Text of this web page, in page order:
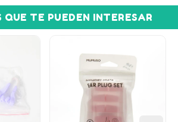
QUE TE PUEDEN INTERESAR